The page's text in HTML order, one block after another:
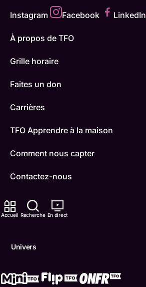
Accueil Recherche En direct
Univers
Instagram Facebook LinkedIn
À propos de TFO
Grille horaire
Faites un don
Carrières
TFO Apprendre à la maison
Comment nous capter
Contactez-nous
ONFR
Boukili